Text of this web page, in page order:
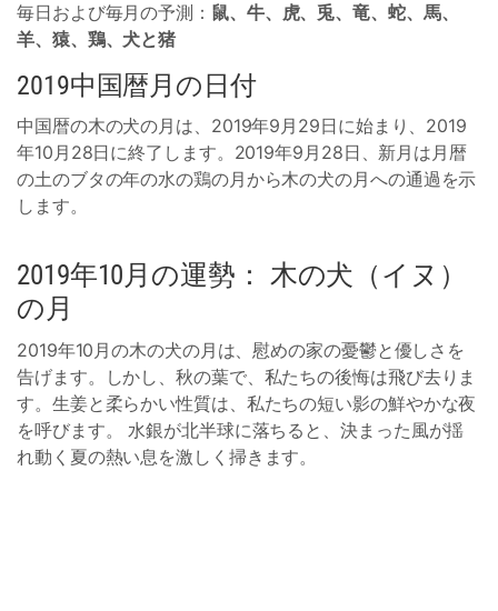
毎日および毎月の予測： 鼠、牛、虎、兎、竜、蛇、馬、
羊、猿、鶏、犬と猪
2019中国暦月の日付
中国暦の木の犬の月は、2019年9月29日に始まり、2019
年10月28日に終了します。2019年9月28日、新月は月暦
の土のブタの年の水の鶏の月から木の犬の月への通過を示
します。
2019年10月の運勢： 木の犬（イヌ）
の月
2019年10月の木の犬の月は、慰めの家の憂鬱と優しさを
告げます。しかし、秋の葉で、私たちの後悔は飛び去りま
す。生姜と柔らかい性質は、私たちの短い影の鮮やかな夜
を呼びます。 水銀が北半球に落ちると、決まった風が揺
れ動く夏の熱い息を激しく掃きます。